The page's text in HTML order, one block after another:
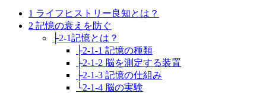
1 ライフヒストリー良知とは？
2 記憶の衰えを防ぐ
├2-1記憶とは？
├2-1-1 記憶の種類
├2-1-2 脳を測定する装置
├2-1-3 記憶の仕組み
└2-1-4 脳の実験